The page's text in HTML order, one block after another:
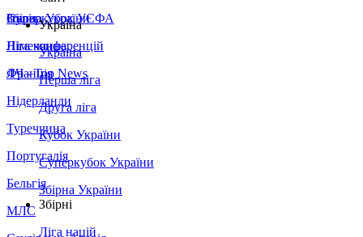
Збірна України
Італія
Німеччина
Франція
Нідерланди
Туреччина
Португалія
Бельгія
МЛС
Суперкубок УЄФА
Ліга конференцій
ЛЧ - Top News
Україна
Україна
Перша ліга
Друга ліга
Кубок України
Суперкубок України
Збірна України
Збірні
Ліга націй